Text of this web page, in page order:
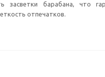
засветки барабана, что
отпечатков.